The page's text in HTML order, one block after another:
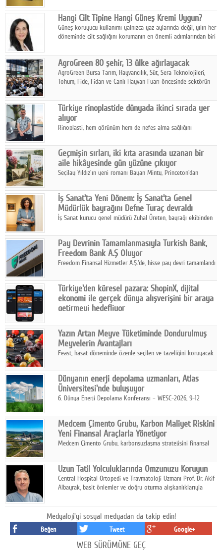
aksiyonu ve karanlık fantastik atmosferi bir araya getirmeyi
sürdürüyor.
Hangi Cilt Tipine Hangi Güneş Kremi Uygun?
Güneş koruyucu kullanımı yalnızca yaz aylarında değil, yılın her
döneminde cilt sağlığını korumanın en önemli adımlarından biri
AgroGreen 80 şehir, 13 ülke ağırlayacak
AgroGreen Bursa Tarım, Hayvancılık, Süt, Sera Teknolojileri,
Tohum, Fide, Fidan ve Canlı Hayvan Fuarı öncesinde sektörün
Türkiye rinoplastide dünyada ikinci sırada yer
alıyor
Rinoplasti, hem görünüm hem de nefes alma sağlığını
biri konumunda.
Geçmişin sırları, iki kıta arasında uzanan bir
aile hikâyesinde gün yüzüne çıkıyor
Seçilay Yıldız'ın yeni romanı Bayan Minty, Princeton'dan
katmanlı bir aile hikâyesi anlatıyor.
İş Sanat'ta Yeni Dönem: İş Sanat'ta Genel
Müdürlük bayrağını Defne Turaç devraldı
İş Sanat kurucu genel müdürü Zuhal Üreten, bayrağı ekibinden
Pay Devrinin Tamamlanmasıyla Turkish Bank,
Freedom Bank A.Ş Oluyor
Freedom Finansal Hizmetler A.Ş.'de, hisse pay devri tamamlandı
Turkish Bank'ın ticaret unvanının “Freedom Bank A.Ş.” olmasına
karar verildi.
Türkiye'den küresel pazara: ShopinX, dijital
ekonomi ile gerçek dünya alışverişini bir araya
getirmeyi hedefliyor
ekonomi ile gerçek dünya alışveriş deneyimi arasında köprü
kurmayı hedefleyen vizyonuyla uluslararası pazarlara açılıyor.
Yazın Artan Meyve Tüketiminde Dondurulmuş
Meyvelerin Avantajları
Feast, hasat döneminde özenle seçilen ve tazeliğini koruyacak
pratik, güvenilir ve lezzetli bir alternatif sunuyor.
Dünyanın enerji depolama uzmanları, Atlas
Üniversitesi'nde buluşuyor
6. Dünya Enerji Depolama Konferansı – WESC-2026, 9-12
sahipliğinde gerçekleştirilecek.
Medcem Çimento Grubu, Karbon Maliyet Riskini
Yeni Finansal Araçlarla Yönetiyor
Medcem Çimento Grubu, karbonsuzlaşma stratejisini finansal
Uzun Tatil Yolculuklarında Omzunuzu Koruyun
Central Hospital Ortopedi ve Travmatoloji Uzmanı Prof. Dr. Akif
Albayrak, basit önlemler ve doğru oturma alışkanlıklarıyla
Medyaloji'yi sosyal medyadan da takip edin!
Beğen Tweet Google+
WEB SÜRÜMÜNE GEÇ